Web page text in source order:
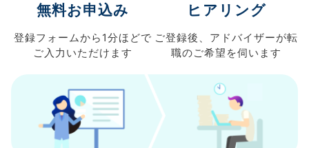
無料お申込み
登録フォームから 1分ほどで
ご入力 いただけます
ヒアリング
ご登録後、 アドバイザーが転
職のご希望を伺います